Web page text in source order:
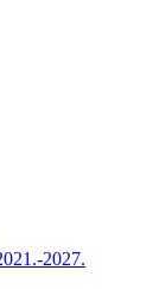
2027.